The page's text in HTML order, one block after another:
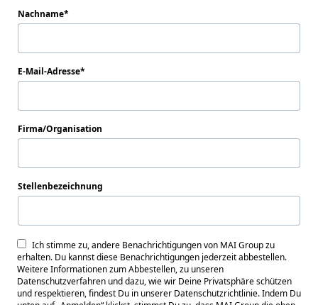
Nachname
E-Mail-Adresse
Firma/Organisation
Stellenbezeichnung
Ich stimme zu, andere Benachrichtigungen von MAI Group zu
erhalten. Du kannst diese Benachrichtigungen jederzeit abbestellen.
Weitere Informationen zum Abbestellen, zu unseren
Datenschutzverfahren und dazu, wie wir Deine Privatsphäre schützen
und respektieren, findest Du in unserer Datenschutzrichtlinie. Indem Du